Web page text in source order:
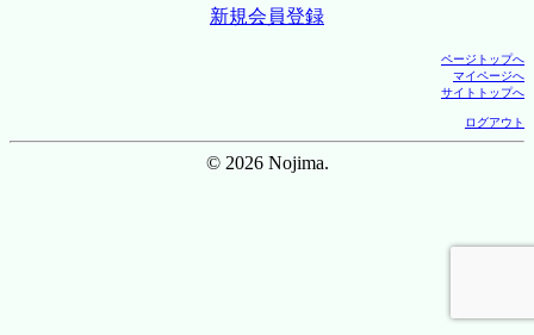
新規会員登録
ページトップへ
マイページへ
サイトトップへ
ログアウト
© 2026 Nojima.